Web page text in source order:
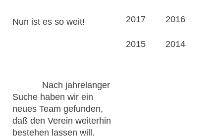
Nun ist es so weit!
Nach jahrelanger
Suche haben wir ein
neues Team gefunden,
daß den Verein weiterhin
bestehen lassen will.
2017 2016
2015 2014